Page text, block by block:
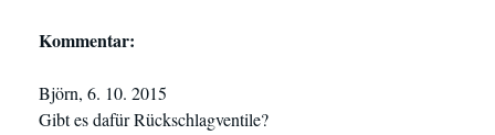
Kommentar:
Björn, 6. 10. 2015
Gibt es dafür Rückschlagventile?